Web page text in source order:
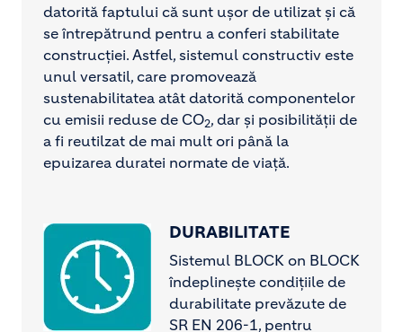
datorită faptului că sunt ușor de utilizat și că
se întrepătrund pentru a conferi stabilitate
construcției. Astfel, sistemul constructiv este
unul versatil, care promovează
sustenabilitatea atât datorită componentelor
cu emisii reduse de CO2, dar și posibilității de
a fi reutilzat de mai mult ori până la
epuizarea duratei normate de viață.
Image DURABILITATE
Sistemul BLOCK on BLOCK
îndeplinește condițiile de
durabilitate prevăzute de
SR EN 206-1, pentru